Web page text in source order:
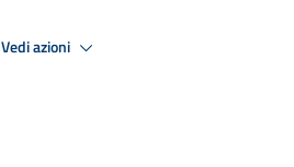
Vedi azioni